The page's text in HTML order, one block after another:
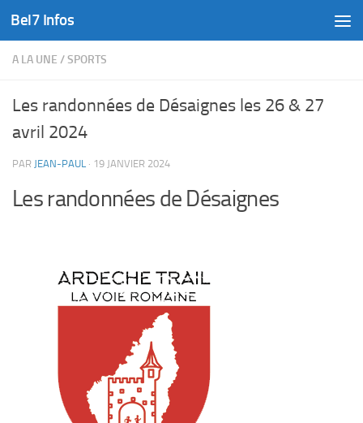
Skip to content
Bel7 Infos
A LA UNE /SPORTS
Les randonnées de Désaignes les 26 & 27
avril 2024
PAR JEAN-PAUL · 19 JANVIER 2024
Les randonnées de Désaignes